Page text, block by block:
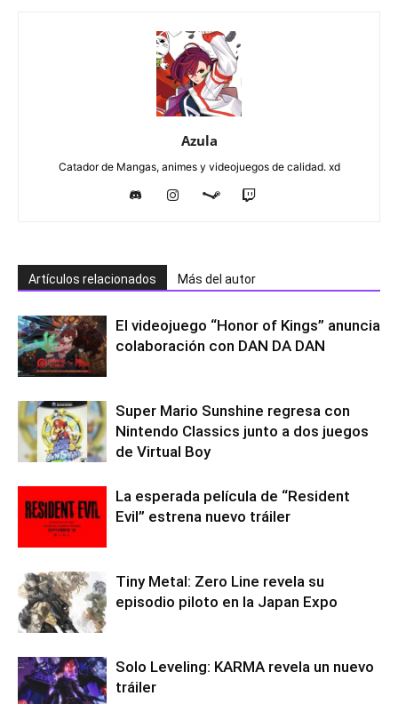
Azula
Catador de Mangas, animes y videojuegos de calidad. xd
Artículos relacionados Más del autor
El videojuego “Honor of Kings” anuncia
colaboración con DAN DA DAN
Super Mario Sunshine regresa con
Nintendo Classics junto a dos juegos
de Virtual Boy
La esperada película de “Resident
Evil” estrena nuevo tráiler
Tiny Metal: Zero Line revela su
episodio piloto en la Japan Expo
Solo Leveling: KARMA revela un nuevo
tráiler